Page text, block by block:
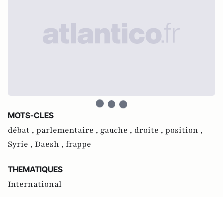
MOTS-CLES
débat , parlementaire , gauche , droite , position ,
Syrie , Daesh , frappe
THEMATIQUES
International